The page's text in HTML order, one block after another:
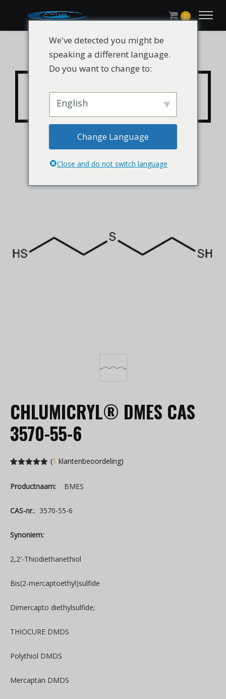
0
CHLUMICRYL® DMES CAS
3570-55-6
CHLUMICRYL® DMES CAS
3570-55-6
gebaseerd
(1 klantenbeoordeling)
Productnaam: BMES
CAS-nr.: 3570-55-6
Synoniem:
2,2′-Thiodiethanethiol
Bis(2-mercaptoethyl)sulfide
Dimercapto diethylsulfide;
THIOCURE DMDS
Polythiol DMDS
Mercaptan DMDS
We've detected you might be
speaking a different language.
Do you want to change to:
English
Change Language
Close and do not switch language